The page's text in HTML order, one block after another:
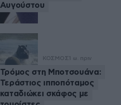
Αυγούστου
ΚΟΣΜΟΣ 1 ω. πριν
Τρόμος στη Μποτσουάνα:
Τεράστιος ιπποπόταμος
καταδιώκει σκάφος με